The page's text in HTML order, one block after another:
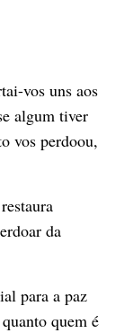
vos uns aos
algum tiver
vos perdoou,
da
para a paz
quem é